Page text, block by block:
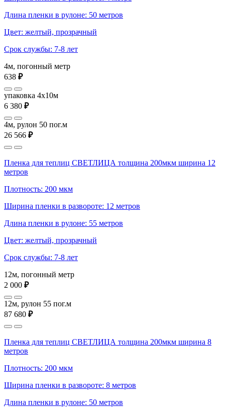
Длина пленки в рулоне: 50 метров
Цвет: желтый, прозрачный
Срок службы: 7-8 лет
4м, погонный метр
638 ₽
упаковка 4x10м
6 380 ₽
4м, рулон 50 пог.м
26 566 ₽
Пленка для теплиц СВЕТЛИЦА толщина 200мкм ширина 12
метров
Плотность: 200 мкм
Ширина пленки в развороте: 12 метров
Длина пленки в рулоне: 55 метров
Цвет: желтый, прозрачный
Срок службы: 7-8 лет
12м, погонный метр
2 000 ₽
12м, рулон 55 пог.м
87 680 ₽
Пленка для теплиц СВЕТЛИЦА толщина 200мкм ширина 8
метров
Плотность: 200 мкм
Ширина пленки в развороте: 8 метров
Длина пленки в рулоне: 50 метров